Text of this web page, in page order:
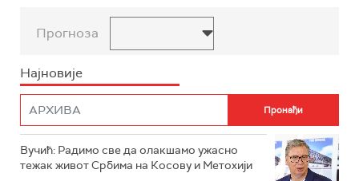
Прогноза
Најновије
Вучић: Радимо све да олакшамо ужасно
тежак живот Србима на Косову и Метохији